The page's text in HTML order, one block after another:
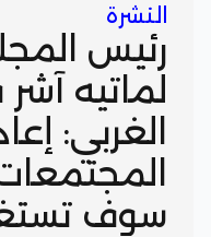
النشرة
رئيس
لماتيه
الغربي:
سوف